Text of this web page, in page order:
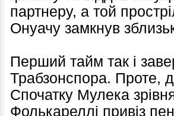
партнеру, а той
Онуачу замкнув
Перший тайм так і
Трабзонспора. Проте,
Спочатку Мулека
Фолькареллі привіз